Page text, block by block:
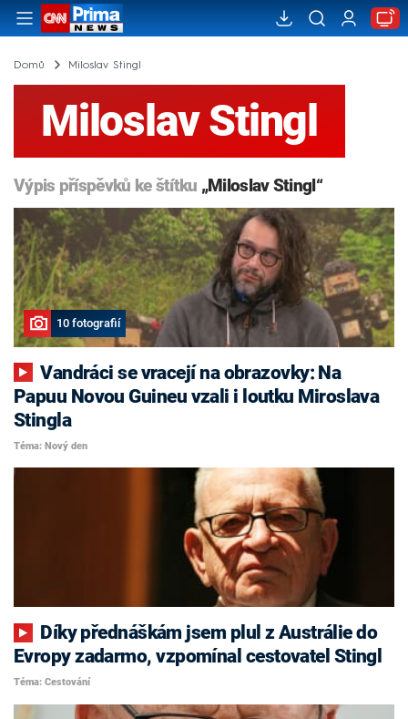
Domů Miloslav Stingl
Miloslav Stingl
Výpis příspěvků ke štítku „Miloslav Stingl“
10 fotografií
Vandráci se vracejí na obrazovky: Na
Papuu Novou Guineu vzali i loutku Miroslava
Stingla
Téma: Nový den
Evropy zadarmo, vzpomínal cestovatel Stingl
Téma: Cestování